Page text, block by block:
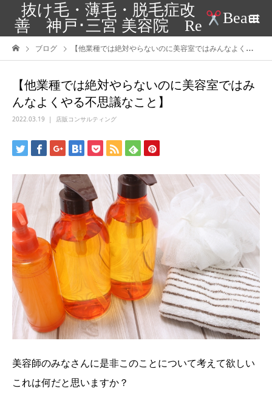
抜け毛・薄毛・脱毛症改
善 神戸･三宮 美容院 Re
Beaut
ブログ 【他業種では絶対やらないのに美容室ではみんなよくやる不思議なこと】
【他業種では絶対やらないのに美容室ではみ
んなよくやる不思議なこと】
2022.03.19 店販コンサルティング
美容師のみなさんに是非このことについて考えて欲しい
これは何だと思いますか？